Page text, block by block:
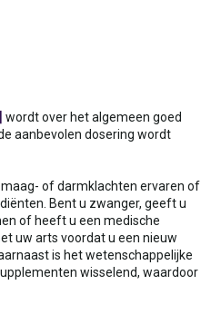
wordt over het algemeen goed
aanbevolen dosering wordt
of darmklachten ervaren of
Bent u zwanger, geeft u
of heeft u een medische
uw arts voordat u een nieuw
is het wetenschappelijke
wisselend, waardoor